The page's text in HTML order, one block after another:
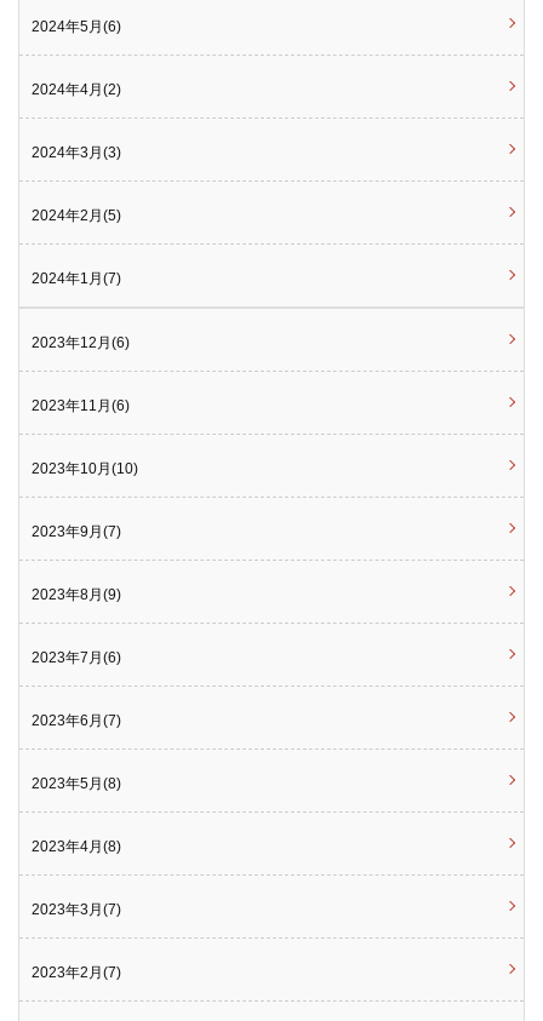
2024年5月(6)
2024年4月(2)
2024年3月(3)
2024年2月(5)
2024年1月(7)
2023年12月(6)
2023年11月(6)
2023年10月(10)
2023年9月(7)
2023年8月(9)
2023年7月(6)
2023年6月(7)
2023年5月(8)
2023年4月(8)
2023年3月(7)
2023年2月(7)